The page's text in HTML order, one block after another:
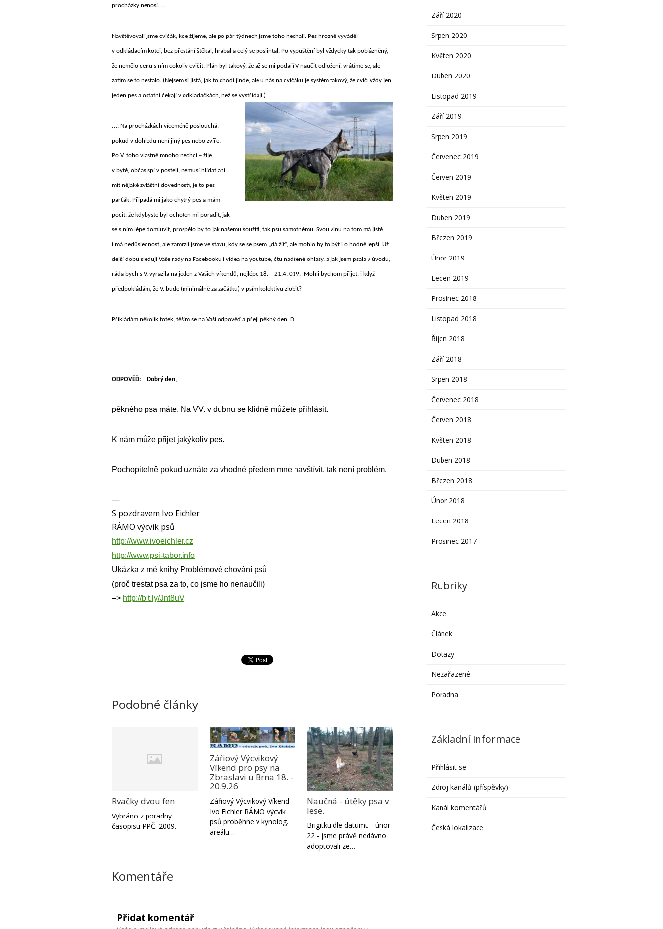
procházky nenosí. ….
Navštěvovali jsme cvičák, kde žijeme, ale po pár týdnech jsme toho nechali. Pes hrozně vyváděl
v odkládacím kotci, bez přestání štěkal, hrabal a celý se poslintal. Po vypuštění byl vždycky tak poblázněný,
že nemělo cenu s ním cokoliv cvičit. Plán byl takový, že až se mi podaří V naučit odložení, vrátíme se, ale
zatím se to nestalo. (Nejsem si jistá, jak to chodí jinde, ale u nás na cvičáku je systém takový, že cvičí vždy jen
jeden pes a ostatní čekají v odkladačkách, než se vystřídají.)
…. Na procházkách víceméně poslouchá,
pokud v dohledu není jiný pes nebo zvíře.
Po V. toho vlastně mnoho nechci – žije
v bytě, občas spí v posteli, nemusí hlídat ani
mít nějaké zvláštní dovednosti, je to pes
parťák. Připadá mi jako chytrý pes a mám
pocit, že kdybyste byl ochoten mi poradit, jak
se s ním lépe domluvit, prospělo by to jak našemu soužití, tak psu samotnému. Svou vinu na tom má jistě
i má nedůslednost, ale zamrzli jsme ve stavu, kdy se se psem „dá žít“, ale mohlo by to být i o hodně lepší. Už
delší dobu sleduji Vaše rady na Facebooku i videa na youtube, čtu nadšené ohlasy, a jak jsem psala v úvodu,
ráda bych s V. vyrazila na jeden z Vašich víkendů, nejlépe 18. – 21.4. 019. Mohli bychom přijet, i když
předpokládám, že V. bude (minimálně za začátku) v psím kolektivu zlobit?
Přikládám několik fotek, těším se na Vaši odpověď a přeji pěkný den. D.
ODPOVĚĎ: Dobrý den,
pěkného psa máte. Na VV. v dubnu se klidně můžete přihlásit.
K nám může přijet jakýkoliv pes.
Pochopitelně pokud uznáte za vhodné předem mne navštívit, tak není problém.
—
S pozdravem Ivo Eichler
RÁMO výcvik psů
http://www.ivoeichler.cz
http://www.psi-tabor.info
Ukázka z mé knihy Problémové chování psů
(proč trestat psa za to, co jsme ho nenaučili)
–> http://bit.ly/Jnt8uV
Podobné články
Rvačky dvou fen
Vybráno z poradny
časopisu PPČ. 2009.
Zářiový Výcvikový
Víkend pro psy na
Zbraslavi u Brna 18. -
20.9.26
Zářiový Výcvikový Víkend
Ivo Eichler RÁMO výcvik
psů proběhne v kynolog.
areálu…
Naučná - útěky psa v
lese.
Brigitku dle datumu - únor
22 - jsme právě nedávno
adoptovali ze…
Komentáře
Přidat komentář
Září 2020
Srpen 2020
Květen 2020
Duben 2020
Listopad 2019
Září 2019
Srpen 2019
Červenec 2019
Červen 2019
Květen 2019
Duben 2019
Březen 2019
Únor 2019
Leden 2019
Prosinec 2018
Listopad 2018
Říjen 2018
Září 2018
Srpen 2018
Červenec 2018
Červen 2018
Květen 2018
Duben 2018
Březen 2018
Únor 2018
Leden 2018
Prosinec 2017
Rubriky
Akce
Článek
Dotazy
Nezařazené
Poradna
Základní informace
Přihlásit se
Zdroj kanálů (příspěvky)
Kanál komentářů
Česká lokalizace